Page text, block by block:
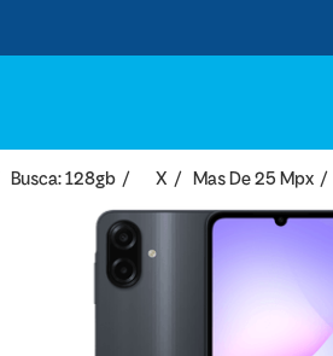
Busca: 128gb X Mas De 25 Mpx